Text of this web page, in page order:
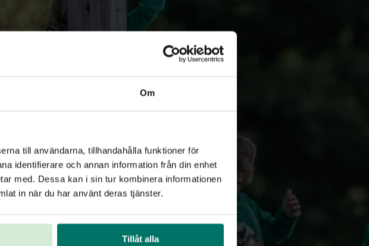
Om
till användarna, tillhandahålla funktioner för
identifierare och annan information från din enhet
med. Dessa kan i sin tur kombinera informationen
in när du har använt deras tjänster.
Tillåt alla